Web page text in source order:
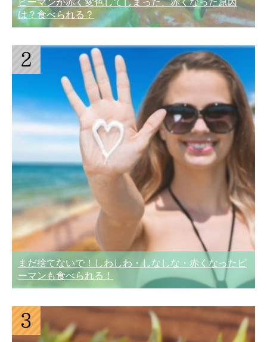
ピーマンが赤く変色してしまった、赤くなった原因
は？食べられる？
まだ捨てないで！しわしわ・しなしな・赤くなったピ
ーマンも食べられる！